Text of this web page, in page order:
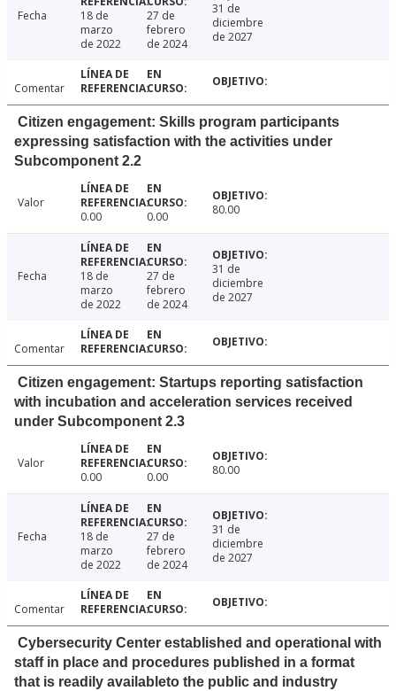
Fecha
18 de
marzo
de 2022
27 de
febrero
de 2024
31 de
diciembre
de 2027
Comentar
Citizen engagement: Skills program participants
expressing satisfaction with the activities under
Subcomponent 2.2
Valor
0.00
0.00 80.00
Fecha
18 de
marzo
de 2022
27 de
febrero
de 2024
31 de
diciembre
de 2027
Comentar
Citizen engagement: Startups reporting satisfaction
with incubation and acceleration services received
under Subcomponent 2.3
Valor
0.00
0.00 80.00
Fecha
18 de
marzo
de 2022
27 de
febrero
de 2024
31 de
diciembre
de 2027
Comentar
Cybersecurity Center established and operational with
staff in place and procedures published in a format
that is readily availableto the public and industry